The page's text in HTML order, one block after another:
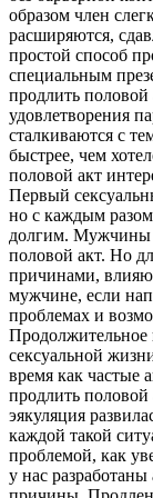
образом член
расширяются,
простой способ
специальным
продлить
удовлетворения
сталкиваются с
быстрее, чем
половой акт
Первый
но с каждым разом
долгим. Мужчины
половой акт. Но
причинами,
мужчине, если
проблемах и
Продолжительное
сексуальной
время как частые
продлить
эякуляция
каждой такой
проблемой, как
у нас